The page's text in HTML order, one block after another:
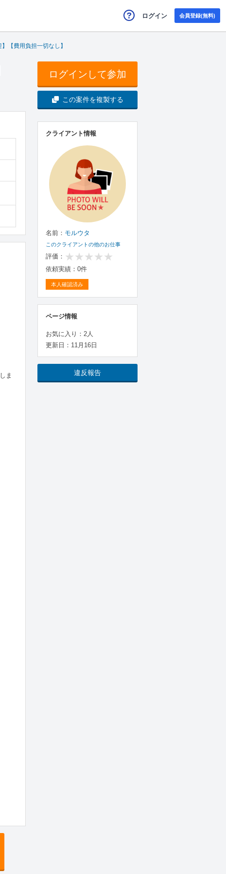
ログイン 会員登録(無料)
【費用負担一切なし】
ま
ログインして参加
この案件を複製する
クライアント情報
名前： モルウタ
このクライアントの他のお仕事
評価：
依頼実績：0件
本人確認済み
ページ情報
お気に入り：2人
更新日：11月16日
違反報告